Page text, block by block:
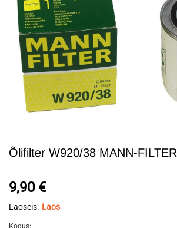
Õlifilter W920/38 MANN-FILTER
9,90 €
Laoseis: Laos